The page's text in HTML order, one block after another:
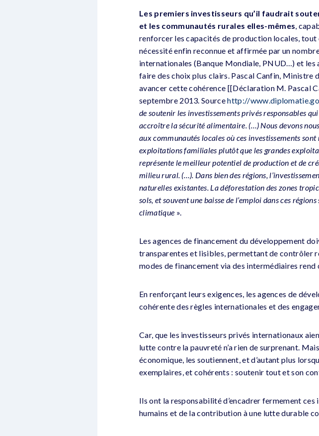
Les premiers investisseurs qu’il faudrait
et les communautés rurales elles-mêmes,
renforcer les capacités de production locales, tout
nécessité enfin reconnue et affirmée par un
internationales (Banque Mondiale, PNUD…) et les
faire des choix plus clairs. Pascal Canfin, Ministre
avancer cette cohérence [[Déclaration M. Pascal
septembre 2013. Sourcehttp://
de soutenir les investissements privés responsables
accroître la sécurité alimentaire. (…) Nous devons
aux communautés locales où ces investissements
exploitations familiales plutôt que les grandes
représente le meilleur potentiel de production et de
milieu rural. (…). Dans bien des régions,
naturelles existantes. La déforestation des zones
sols, et souvent une baisse de l’emploi dans ces
climatique ».
Les agences de financement du développement
transparentes et lisibles, permettant de contrôler
modes de financement via des intermédiaires
En renforçant leurs exigences, les agences de
cohérente des règles internationales et des
Car, que les investisseurs privés internationaux
lutte contre la pauvreté n’a rien de surprenant.
économique, les soutiennent, et d’autant plus
exemplaires, et cohérents : soutenir tout et son
Ils ont la responsabilité d’encadrer fermement ces
humains et de la contribution à une lutte durable